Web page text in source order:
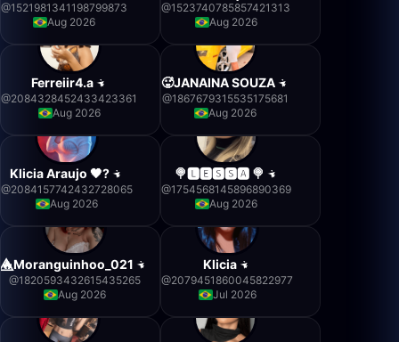
@1521981341198799873
Aug 2026
@1523740785857421313
Aug 2026
Ferreiir4.a
@2084328452433423361
Aug 2026
🥵JANAINA SOUZA
@1867679315535175681
Aug 2026
Klicia Araujo 🖤?
@2084157742432728065
Aug 2026
🍭🅻🅴🆂🆂🅰 🍭
@1754568145896890369
Aug 2026
🔥⃤Moranguinhoo_021
@1820593432615435265
Aug 2026
Klicia
@2079451860045822977
Jul 2026